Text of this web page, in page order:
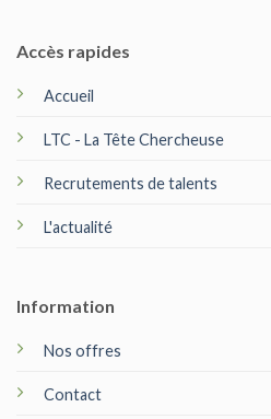
Accès rapides
Accueil
LTC - La Tête Chercheuse
Recrutements de talents
L'actualité
Information
Nos offres
Contact